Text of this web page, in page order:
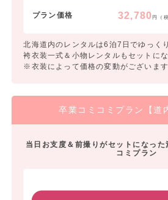
プラン価格 32,780円（
北海道内のレンタルは6泊7日でゆっく
袴衣装一式＆小物レンタルもセットに
※衣装によって価格の変動がございます
卒業コミコミプラン【道
当日お支度＆前撮りがセットになった
コミプラン